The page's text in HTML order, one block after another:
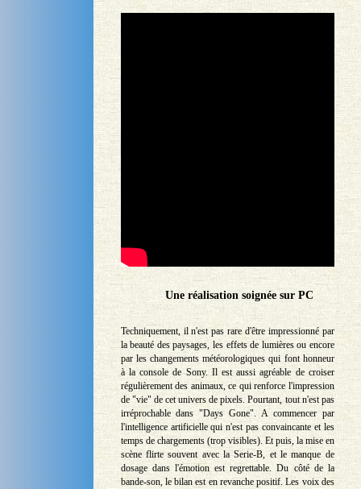
Une réalisation soignée sur PC
Techniquement, il n'est pas rare d'être impressionné par
la beauté des paysages, les effets de lumières ou encore
par les changements météorologiques qui font honneur
à la console de Sony. Il est aussi agréable de croiser
régulièrement des animaux, ce qui renforce l'impression
de "vie" de cet univers de pixels. Pourtant, tout n'est pas
irréprochable dans "Days Gone". A commencer par
l'intelligence artificielle qui n'est pas convaincante et les
temps de chargements (trop visibles). Et puis, la mise en
scène flirte souvent avec la Serie-B, et le manque de
dosage dans l'émotion est regrettable. Du côté de la
bande-son, le bilan est en revanche positif. Les voix des